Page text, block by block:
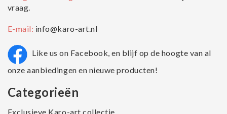
vraag.
E-mail: info@karo-art.nl
Like us on Facebook, en blijf op de hoogte van al
onze aanbiedingen en nieuwe producten!
Categorieën
Exclusieve Karo-art collectie